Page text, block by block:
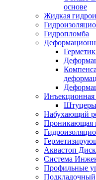
основе
Жидкая
Гидропломба
Инъекционная
Набухающий
Проникающая
Аквастоп
Система
Профильные
Подкладочный